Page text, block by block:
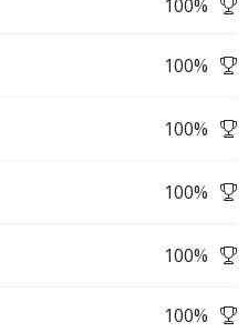
100%
100%
100%
100%
100%
100%